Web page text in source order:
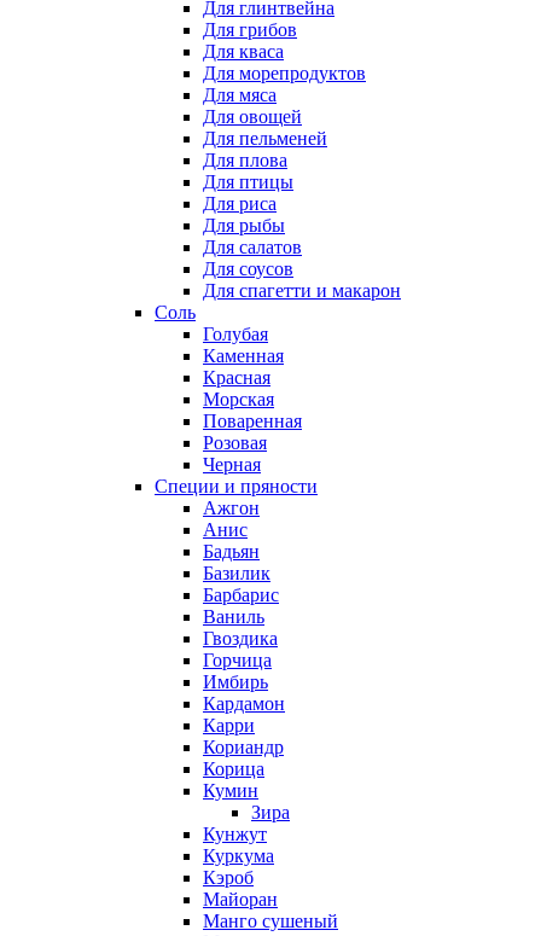
Для глинтвейна
Для грибов
Для кваса
Для морепродуктов
Для мяса
Для овощей
Для пельменей
Для плова
Для птицы
Для риса
Для рыбы
Для салатов
Для соусов
Для спагетти и макарон
Соль
Голубая
Каменная
Красная
Морская
Поваренная
Розовая
Черная
Специи и пряности
Ажгон
Анис
Бадьян
Базилик
Барбарис
Ваниль
Гвоздика
Горчица
Имбирь
Кардамон
Карри
Кориандр
Корица
Кумин
Зира
Кунжут
Куркума
Кэроб
Майоран
Манго сушеный